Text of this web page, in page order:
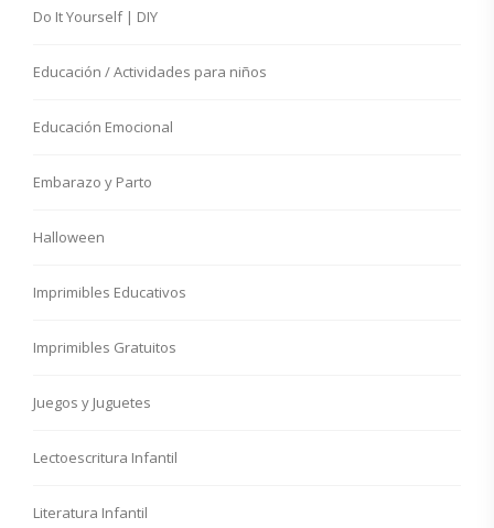
Do It Yourself | DIY
Educación / Actividades para niños
Educación Emocional
Embarazo y Parto
Halloween
Imprimibles Educativos
Imprimibles Gratuitos
Juegos y Juguetes
Lectoescritura Infantil
Literatura Infantil